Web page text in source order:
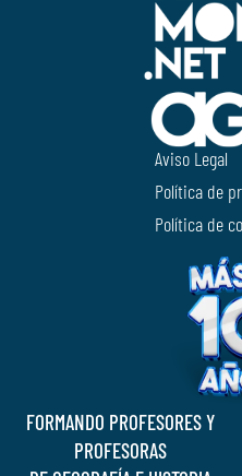
Aviso Legal
Política de
Política de
FORMANDO PROFESORES Y
PROFESORAS